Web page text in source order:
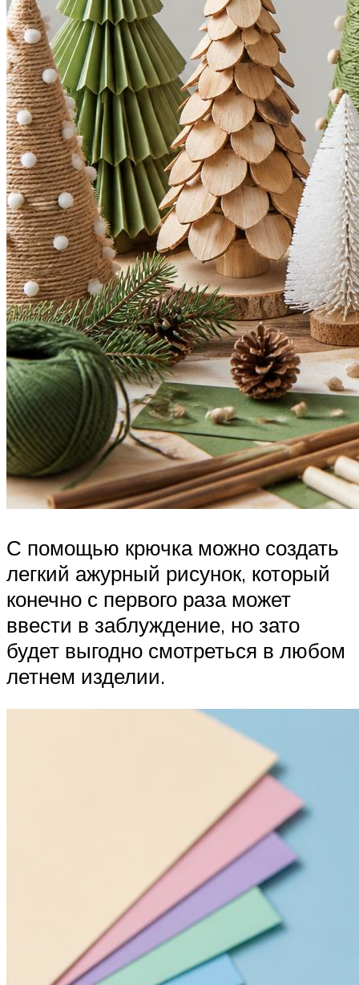
С помощью крючка можно создать
легкий ажурный рисунок, который
конечно с первого раза может
ввести в заблуждение, но зато
будет выгодно смотреться в любом
летнем изделии.